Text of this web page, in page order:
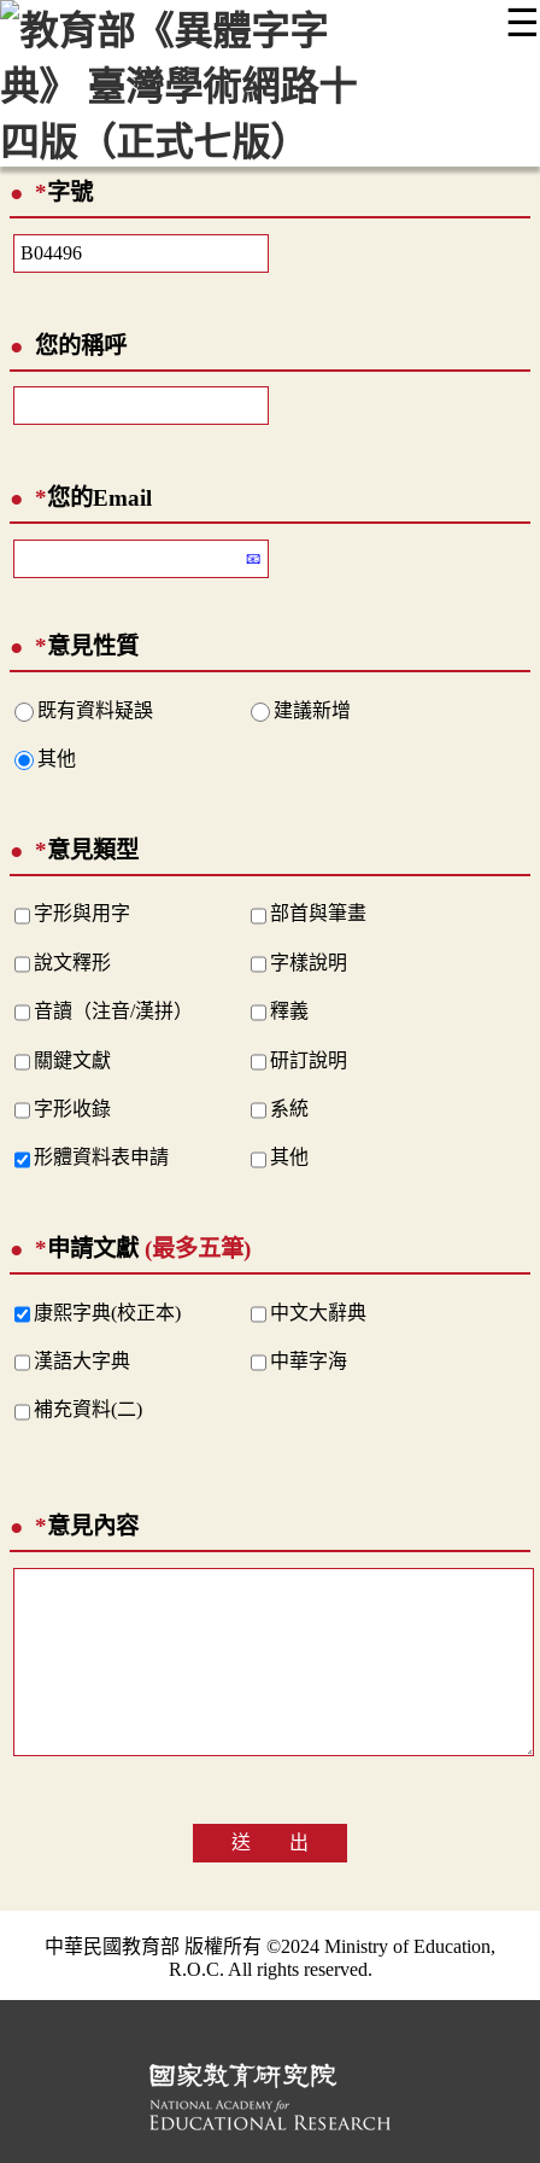
☰
::: 最新消息 常見問題 編輯說明
顯示模式
*字號
您的稱呼
*您的Email
*意見性質
既有資料疑誤 建議新增
其他
*意見類型
字形與用字 部首與筆畫
說文釋形 字樣說明
音讀（注音/漢拼） 釋義
關鍵文獻 研訂說明
字形收錄 系統
形體資料表申請 其他
*申請文獻 (最多五筆)
康熙字典(校正本) 中文大辭典
漢語大字典 中華字海
補充資料(二)
*意見內容
送 出
中華民國教育部 版權所有 ©2024 Ministry of Education,
R.O.C. All rights reserved.